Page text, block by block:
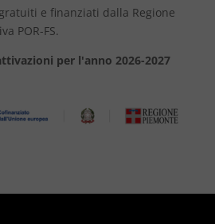
e finanziati dalla Regione
POR-FS.
per l'anno 2026-2027